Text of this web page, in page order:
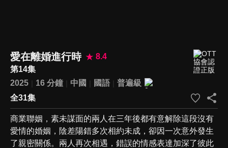
愛在離婚進行時
8.4
第14集
2025
16 分鐘 中國 國語
普遍級
全31集
商業聯姻，素未謀面的兩人在三年後都有意解除這段沒有
愛情的婚姻，陰差陽錯多次相約未成，卻因一次意外發生
了親密關係。兩人再次相遇，錯誤的情感表達加深了彼此